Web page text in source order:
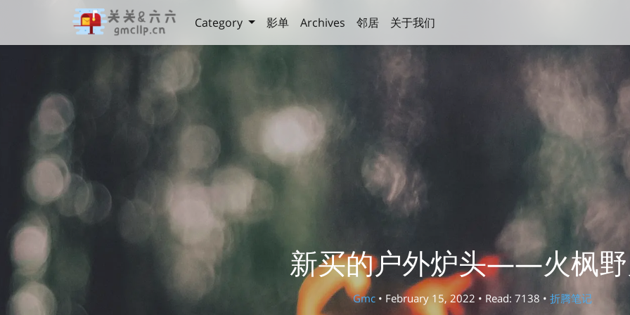
Category 影单 Archives 邻居 关于我们
新买的户外炉头——火枫
Gmc• February 15, 2022 • Read: 7138 • 折腾笔记